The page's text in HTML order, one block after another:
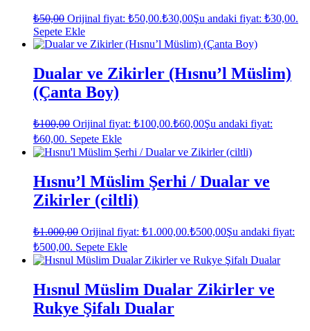
₺50,00 Orijinal fiyat: ₺50,00.₺30,00Şu andaki fiyat: ₺30,00.
Sepete Ekle
Dualar ve Zikirler (Hısnu’l Müslim)
(Çanta Boy)
₺100,00 Orijinal fiyat: ₺100,00.₺60,00Şu andaki fiyat:
₺60,00. Sepete Ekle
Hısnu’l Müslim Şerhi / Dualar ve
Zikirler (ciltli)
₺1.000,00 Orijinal fiyat: ₺1.000,00.₺500,00Şu andaki fiyat:
₺500,00. Sepete Ekle
Hısnul Müslim Dualar Zikirler ve
Rukye Şifalı Dualar